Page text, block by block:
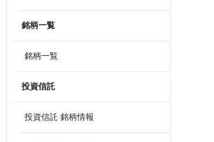
銘柄一覧
銘柄一覧
投資信託
投資信託 銘柄情報